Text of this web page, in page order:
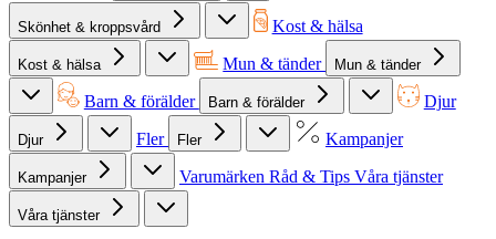
Skönhet & kroppsvård Kost & hälsa
Kost & hälsa Mun & tänder Mun & tänder
Barn & förälder Barn & förälder Djur
Djur Fler Fler Kampanjer
Kampanjer Varumärken Råd & Tips Våra tjänster
Våra tjänster